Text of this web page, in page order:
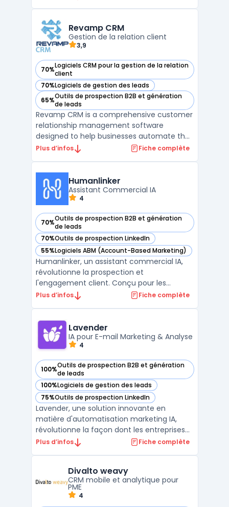
marketing et l'affiliation, il permet aux
Revamp CRM
Gestion de la relation client
3,9
70%Logiciels CRM pour la gestion de la relation
client
— voir Revamp CRM dans cette catégorie
70%Logiciels de gestion des leads
— voir Revamp CRM dans cette catégorie
65%Outils de prospection B2B et génération
de leads
— voir Revamp CRM dans cette catégorie
Revamp CRM is a comprehensive customer
relationship management software
designed to help businesses automate their
marketing automation process and
Revamp CRM simplifies lead tracking, email
marketing, custome ...
Plus d’infos Fiche complète
Humanlinker
Assistant Commercial IA
4
70%Outils de prospection B2B et génération
de leads
— voir Humanlinker dans cette catégorie
70%Outils de prospection LinkedIn
— voir Humanlinker dans cette catégorie
55%Logiciels ABM (Account-Based Marketing)
— voir Humanlinker dans cette catégorie
Humanlinker, un assistant commercial IA,
révolutionne la prospection et
l'engagement client. Conçu pour les
équipes de vente, ce logiciel utilise
Humanlinker, les utilisateurs peuvent créer
des messages de vente pers ...
Plus d’infos Fiche complète
Lavender
IA pour E-mail Marketing & Analyse
4
100%Outils de prospection B2B et génération
de leads
— voir Lavender dans cette catégorie
100%Logiciels de gestion des leads
— voir Lavender dans cette catégorie
75%Outils de prospection LinkedIn
— voir Lavender dans cette catégorie
Lavender, une solution innovante en
matière d'automatisation marketing IA,
révolutionne la façon dont les entreprises
interagissent avec leurs clients. Cette
par e-mail, en se concentrant sur la
personnalisatio ...
Plus d’infos Fiche complète
Divalto weavy
CRM mobile et analytique pour
PME
4